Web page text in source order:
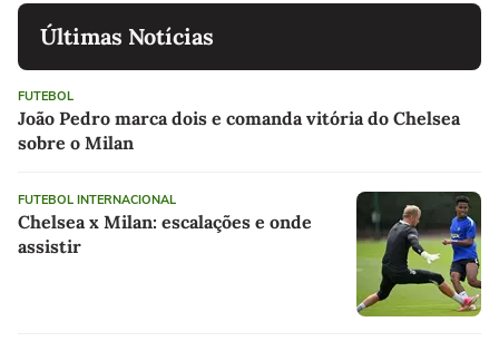
Últimas Notícias
FUTEBOL
João Pedro marca dois e comanda vitória do Chelsea
sobre o Milan
FUTEBOL INTERNACIONAL
Chelsea x Milan: escalações e onde
assistir